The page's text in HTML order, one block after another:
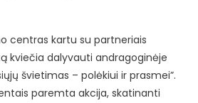
centras kartu su partneriais
kviečia dalyvauti andragoginėje
švietimas – polėkiui ir prasmei”.
paremta akcija, skatinanti